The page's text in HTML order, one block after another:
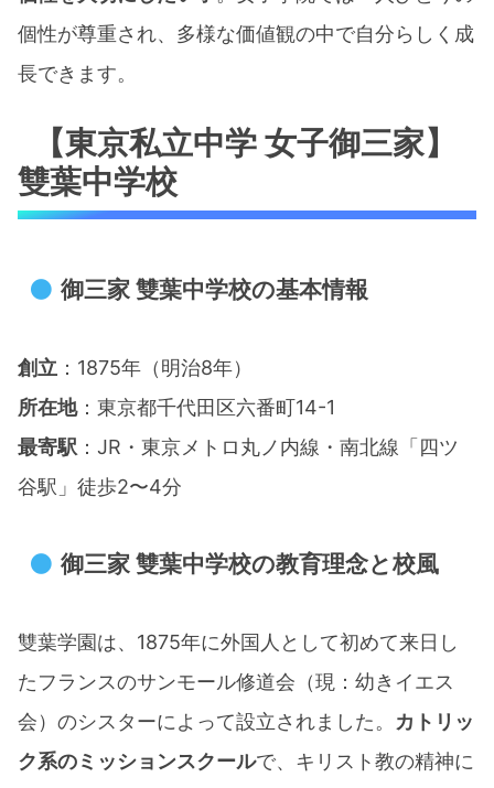
個性が尊重され、多様な価値観の中で自分らしく成
長できます。
【東京私立中学 女子御三家】
雙葉中学校
御三家 雙葉中学校の基本情報
創立 ：1875年（明治8年）​
所在地：東京都千代田区六番町14-1​
最寄駅 ：JR・東京メトロ丸ノ内線・南北線「四ツ
谷駅」徒歩2〜4分​
御三家 雙葉中学校の教育理念と校風
雙葉学園は、1875年に外国人として初めて来日し
たフランスのサンモール修道会（現：幼きイエス
会）のシスターによって設立されました。 カトリッ
ク系のミッションスクールで、キリスト教の精神に